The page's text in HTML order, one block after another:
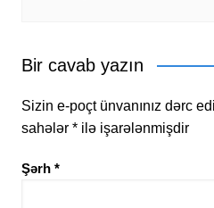
Bir cavab yazın
Sizin e-poçt ünvanınız dərc
sahələr *ilə işarələnmişdir
Şərh *